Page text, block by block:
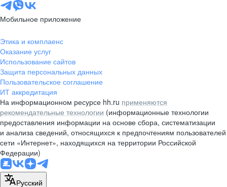
Мобильное приложение
Этика и комплаенс
Оказание услуг
Использование сайтов
Защита персональных данных
Пользовательское соглашение
ИТ аккредитация
На информационном ресурсе hh.ru применяются
рекомендательные технологии (информационные технологии
предоставления информации на основе сбора, систематизации
и анализа сведений, относящихся к предпочтениям пользователей
сети «Интернет», находящихся на территории Российской
Федерации)
Русский